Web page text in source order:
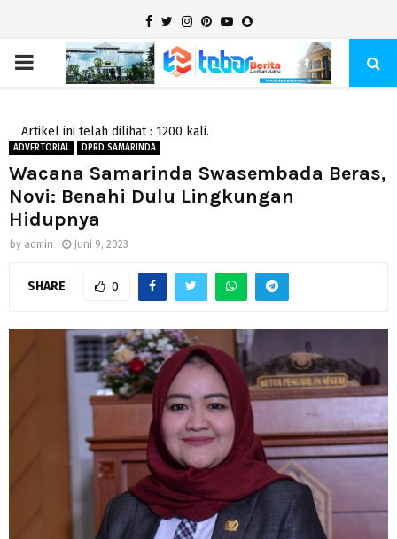
Facebook
TwitterInstagram
Pinterest
YoutubeSnapchat
PRIMARY
Artikel ini telah dilihat : 1200 kali.
ADVERTORIAL DPRD SAMARINDA
Wacana Samarinda Swasembada Beras,
Novi: Benahi Dulu Lingkungan
Hidupnya
by admin Juni 9, 2023
SHARE 0